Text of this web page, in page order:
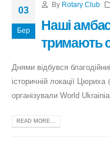
03
Бер
By Rotary Club
Наші
тримають
Днями відбувся
історичній локації
організували World
READ MORE...